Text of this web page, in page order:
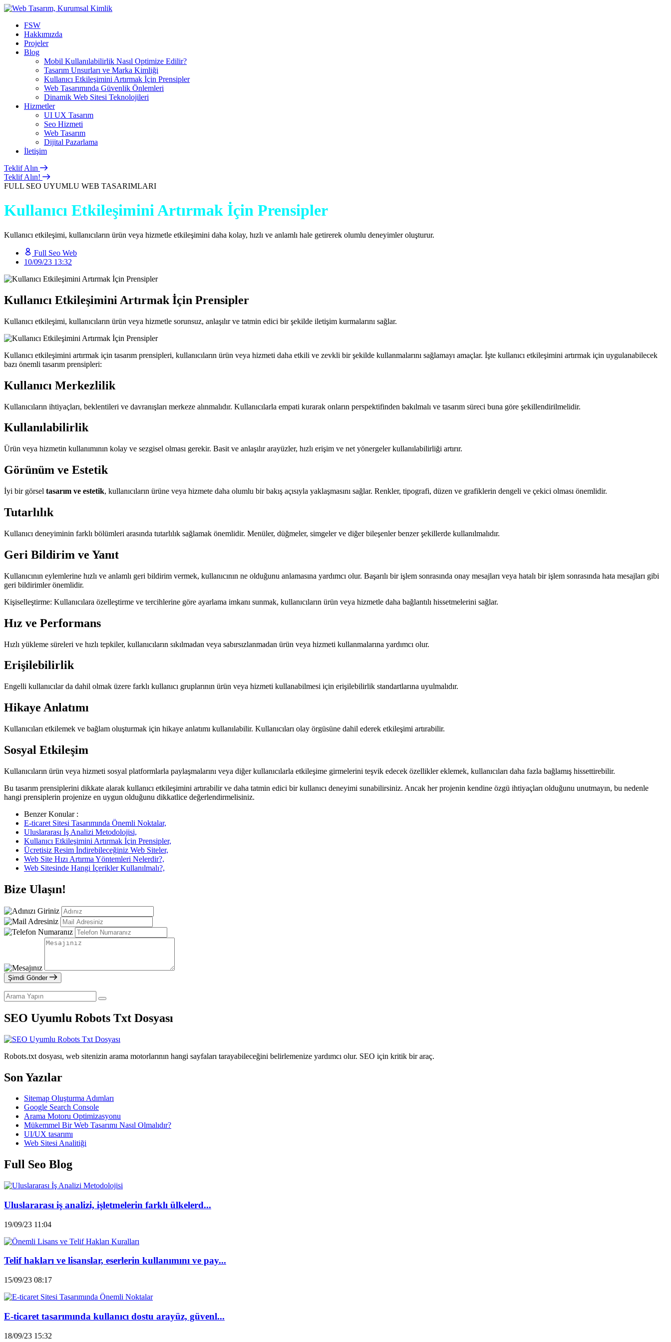
FSW
Hakkımızda
Projeler
Blog
Mobil Kullanılabilirlik Nasıl Optimize Edilir?
Tasarım Unsurları ve Marka Kimliği
Kullanıcı Etkileşimini Artırmak İçin Prensipler
Web Tasarımında Güvenlik Önlemleri
Dinamik Web Sitesi Teknolojileri
Hizmetler
UI UX Tasarım
Seo Hizmeti
Web Tasarım
Dijital Pazarlama
İletişim
Teklif Alın
Teklif Alın!
FULL SEO UYUMLU WEB TASARIMLARI
Kullanıcı Etkileşimini Artırmak İçin Prensipler
Kullanıcı etkileşimi, kullanıcıların ürün veya hizmetle etkileşimini daha kolay, hızlı ve anlamlı hale getirerek olumlu deneyimler oluşturur.
Full Seo Web
10/09/23 13:32
Kullanıcı Etkileşimini Artırmak İçin Prensipler
Kullanıcı etkileşimi, kullanıcıların ürün veya hizmetle sorunsuz, anlaşılır ve tatmin edici bir şekilde iletişim kurmalarını sağlar.
Kullanıcı etkileşimini artırmak için tasarım prensipleri, kullanıcıların ürün veya hizmeti daha etkili ve zevkli bir şekilde kullanmalarını sağlamayı amaçlar. İşte kullanıcı etkileşimini artırmak için uygulanabilecek
bazı önemli tasarım prensipleri:
Kullanıcı Merkezlilik
Kullanıcıların ihtiyaçları, beklentileri ve davranışları merkeze alınmalıdır. Kullanıcılarla empati kurarak onların perspektifinden bakılmalı ve tasarım süreci buna göre şekillendirilmelidir.
Kullanılabilirlik
Ürün veya hizmetin kullanımının kolay ve sezgisel olması gerekir. Basit ve anlaşılır arayüzler, hızlı erişim ve net yönergeler kullanılabilirliği artırır.
Görünüm ve Estetik
İyi bir görsel tasarım ve estetik, kullanıcıların ürüne veya hizmete daha olumlu bir bakış açısıyla yaklaşmasını sağlar. Renkler, tipografi, düzen ve grafiklerin dengeli ve çekici olması önemlidir.
Tutarlılık
Kullanıcı deneyiminin farklı bölümleri arasında tutarlılık sağlamak önemlidir. Menüler, düğmeler, simgeler ve diğer bileşenler benzer şekillerde kullanılmalıdır.
Geri Bildirim ve Yanıt
Kullanıcının eylemlerine hızlı ve anlamlı geri bildirim vermek, kullanıcının ne olduğunu anlamasına yardımcı olur. Başarılı bir işlem sonrasında onay mesajları veya hatalı bir işlem sonrasında hata mesajları gibi
geri bildirimler önemlidir.
Kişiselleştirme: Kullanıcılara özelleştirme ve tercihlerine göre ayarlama imkanı sunmak, kullanıcıların ürün veya hizmetle daha bağlantılı hissetmelerini sağlar.
Hız ve Performans
Hızlı yükleme süreleri ve hızlı tepkiler, kullanıcıların sıkılmadan veya sabırsızlanmadan ürün veya hizmeti kullanmalarına yardımcı olur.
Erişilebilirlik
Engelli kullanıcılar da dahil olmak üzere farklı kullanıcı gruplarının ürün veya hizmeti kullanabilmesi için erişilebilirlik standartlarına uyulmalıdır.
Hikaye Anlatımı
Kullanıcıları etkilemek ve bağlam oluşturmak için hikaye anlatımı kullanılabilir. Kullanıcıları olay örgüsüne dahil ederek etkileşimi artırabilir.
Sosyal Etkileşim
Kullanıcıların ürün veya hizmeti sosyal platformlarla paylaşmalarını veya diğer kullanıcılarla etkileşime girmelerini teşvik edecek özellikler eklemek, kullanıcıları daha fazla bağlamış hissettirebilir.
Bu tasarım prensiplerini dikkate alarak kullanıcı etkileşimini artırabilir ve daha tatmin edici bir kullanıcı deneyimi sunabilirsiniz. Ancak her projenin kendine özgü ihtiyaçları olduğunu unutmayın, bu nedenle
hangi prensiplerin projenize en uygun olduğunu dikkatlice değerlendirmelisiniz.
Benzer Konular :
E-ticaret Sitesi Tasarımında Önemli Noktalar,
Uluslararası İş Analizi Metodolojisi,
Kullanıcı Etkileşimini Artırmak İçin Prensipler,
Ücretisiz Resim İndirebileceğiniz Web Siteler,
Web Site Hızı Artırma Yöntemleri Nelerdir?,
Web Sitesinde Hangi İçerikler Kullanılmalı?,
Bize Ulaşın!
Şimdi Gönder
SEO Uyumlu Robots Txt Dosyası
Robots.txt dosyası, web sitenizin arama motorlarının hangi sayfaları tarayabileceğini belirlemenize yardımcı olur. SEO için kritik bir araç.
Son Yazılar
Sitemap Oluşturma Adımları
Google Search Console
Arama Motoru Optimizasyonu
Mükemmel Bir Web Tasarımı Nasıl Olmalıdır?
UI/UX tasarımı
Web Sitesi Analitiği
Full Seo Blog
Uluslararası iş analizi, işletmelerin farklı ülkelerd...
19/09/23 11:04
Telif hakları ve lisanslar, eserlerin kullanımını ve pay...
15/09/23 08:17
E-ticaret tasarımında kullanıcı dostu arayüz, güvenl...
18/09/23 15:32